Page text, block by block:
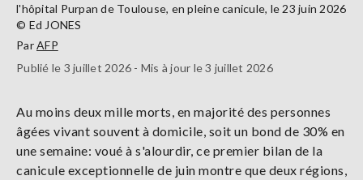
l'hôpital Purpan de Toulouse, en pleine canicule, le 23 juin 2026
© Ed JONES
ParAFP
Publié le 3 juillet 2026 - Mis à jour le 3 juillet 2026
Au moins deux mille morts, en majorité des personnes
âgées vivant souvent à domicile, soit un bond de 30% en
une semaine: voué à s'alourdir, ce premier bilan de la
canicule exceptionnelle de juin montre que deux régions,